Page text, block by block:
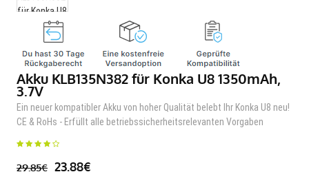
Akku KLB135N382 für Konka U8 1350mAh,
3.7V
Ein neuer kompatibler Akku von hoher Qualität belebt Ihr Konka U8 neu!
CE & RoHs - Erfüllt alle betriebssicherheitsrelevanten Vorgaben
29.85€ 23.88€